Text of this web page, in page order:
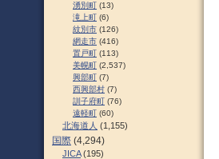
湧別町 (13)
滝上町 (6)
紋別市 (126)
網走市 (416)
置戸町 (113)
美幌町 (2,537)
興部町 (7)
西興部村 (7)
訓子府町 (76)
遠軽町 (60)
北海道人 (1,155)
国際 (4,294)
JICA(195)